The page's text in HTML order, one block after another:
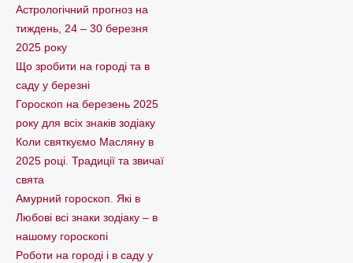
Астрологічний прогноз на
тиждень, 24 – 30 березня
2025 року
Що зробити на городі та в
саду у березні
Гороскоп на березень 2025
року для всіх знаків зодіаку
Коли святкуємо Масляну в
2025 році. Традиції та звичаї
свята
Амурний гороскоп. Які в
Любові всі знаки зодіаку – в
нашому гороскопі
Pоботи на городі і в саду у